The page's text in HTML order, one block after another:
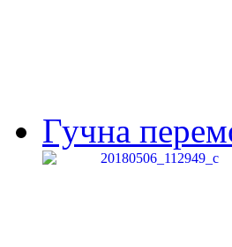
Гучна